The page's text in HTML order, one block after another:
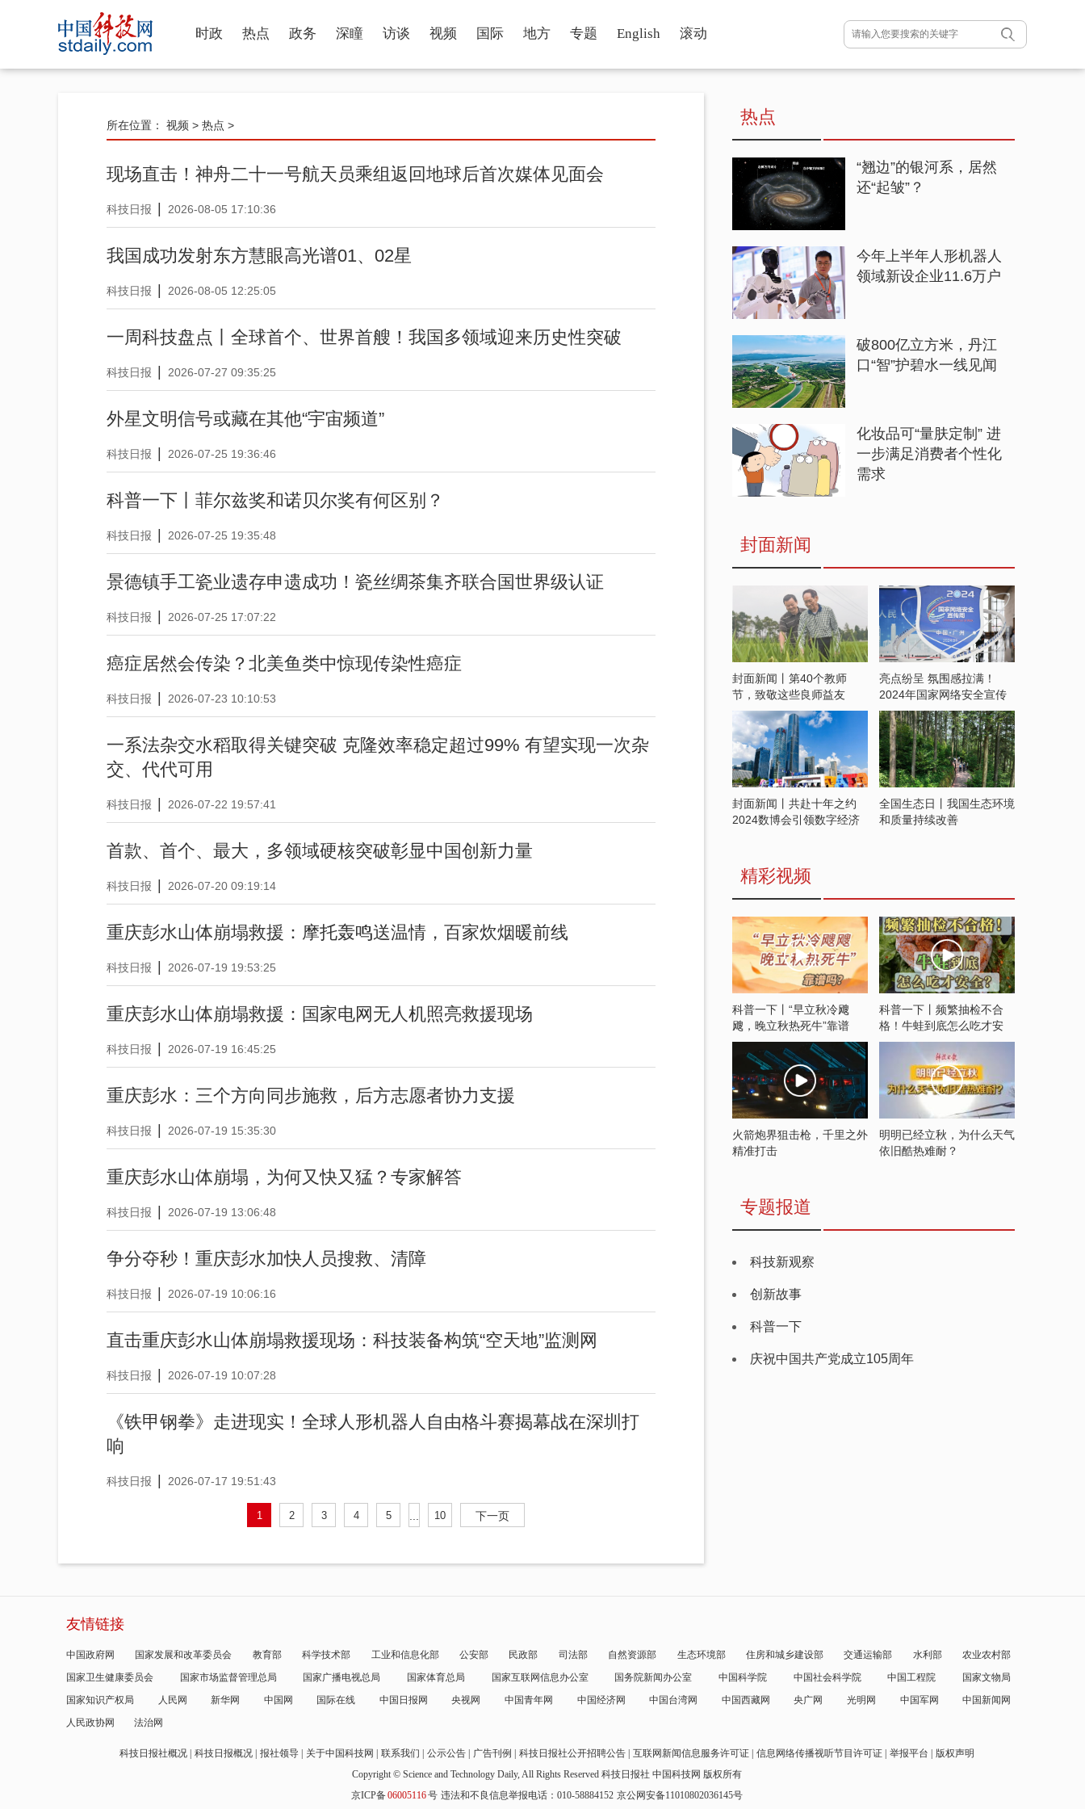
时政 热点 政务 深瞳 访谈 视频 国际 地方 专题 English 滚动
所在位置： 视频 > 热点 >
现场直击！神舟二十一号航天员乘组返回地球后首次媒体见面会
科技日报 2026-08-05 17:10:36
我国成功发射东方慧眼高光谱01、02星
科技日报 2026-08-05 12:25:05
一周科技盘点丨全球首个、世界首艘！我国多领域迎来历史性突破
科技日报 2026-07-27 09:35:25
外星文明信号或藏在其他“宇宙频道”
科技日报 2026-07-25 19:36:46
科普一下丨菲尔兹奖和诺贝尔奖有何区别？
科技日报 2026-07-25 19:35:48
景德镇手工瓷业遗存申遗成功！瓷丝绸茶集齐联合国世界级认证
科技日报 2026-07-25 17:07:22
癌症居然会传染？北美鱼类中惊现传染性癌症
科技日报 2026-07-23 10:10:53
一系法杂交水稻取得关键突破 克隆效率稳定超过99% 有望实现一次杂
交、代代可用
科技日报 2026-07-22 19:57:41
首款、首个、最大，多领域硬核突破彰显中国创新力量
科技日报 2026-07-20 09:19:14
重庆彭水山体崩塌救援：摩托轰鸣送温情，百家炊烟暖前线
科技日报 2026-07-19 19:53:25
重庆彭水山体崩塌救援：国家电网无人机照亮救援现场
科技日报 2026-07-19 16:45:25
重庆彭水：三个方向同步施救，后方志愿者协力支援
科技日报 2026-07-19 15:35:30
重庆彭水山体崩塌，为何又快又猛？专家解答
科技日报 2026-07-19 13:06:48
争分夺秒！重庆彭水加快人员搜救、清障
科技日报 2026-07-19 10:06:16
直击重庆彭水山体崩塌救援现场：科技装备构筑“空天地”监测网
科技日报 2026-07-19 10:07:28
《铁甲钢拳》走进现实！全球人形机器人自由格斗赛揭幕战在深圳打
响
科技日报 2026-07-17 19:51:43
1 2 3 4 5 10 下一页
热点
“翘边”的银河系，居然
还“起皱”？
今年上半年人形机器人
领域新设企业11.6万户
破800亿立方米，丹江
口“智”护碧水一线见闻
化妆品可“量肤定制” 进
一步满足消费者个性化
需求
封面新闻
封面新闻丨第40个教师
节，致敬这些良师益友
亮点纷呈 氛围感拉满！
2024年国家网络安全宣传
周开启
封面新闻丨共赴十年之约
2024数博会引领数字经济
全国生态日丨我国生态环境
和质量持续改善
精彩视频
科普一下丨“早立秋冷飕
飕，晚立秋热死牛”靠谱
吗？
科普一下丨频繁抽检不合
格！牛蛙到底怎么吃才安
全？
火箭炮界狙击枪，千里之外
精准打击
明明已经立秋，为什么天气
依旧酷热难耐？
专题报道
科技新观察
创新故事
科普一下
庆祝中国共产党成立105周年
友情链接
中国政府网 国家发展和改革委员会 教育部 科学技术部 工业和信息化部 公安部 民政部 司法部 自然资源部 生态环境部 住房和城乡建设部 交通运输部 水利部
农业农村部
国家卫生健康委员会
国家市场监督管理总局 国家广播电视总局 国家体育总局 国家互联网信息办公室 国务院新闻办公室 中国科学院 中国社会科学院 中国工程院
国家文物局
国家知识产权局
人民网 新华网 中国网 国际在线 中国日报网 央视网 中国青年网 中国经济网 中国台湾网 中国西藏网 央广网 光明网 中国军网
中国新闻网
人民政协网
法治网
科技日报社概况 科技日报概况 报社领导 关于中国科技网 联系我们 公示公告 广告刊例 科技日报社公开招聘公告 互联网新闻信息服务许可证 信息网络传播视听节目许可证 举报平台
版权声明
Copyright © Science and Technology Daily, All Rights Reserved 科技日报社 中国科技网 版权所有
京ICP备06005116号 违法和不良信息举报电话：010-58884152 京公网安备11010802036145号